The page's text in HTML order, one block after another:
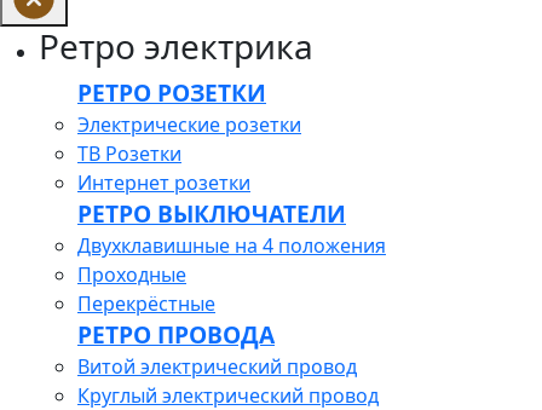
Ретро электрика
РЕТРО РОЗЕТКИ
Электрические розетки
ТВ Розетки
Интернет розетки
РЕТРО ВЫКЛЮЧАТЕЛИ
Двухклавишные на 4 положения
Проходные
Перекрёстные
РЕТРО ПРОВОДА
Витой электрический провод
Круглый электрический провод